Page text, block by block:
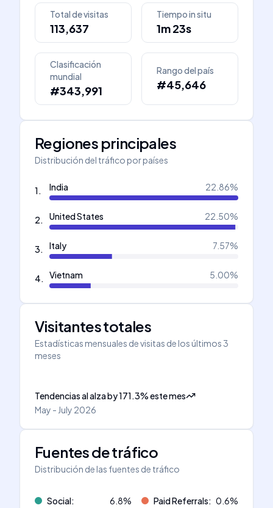
Total de visitas
113,637
Tiempo in situ
1m 23s
Clasificación
mundial
#343,991
Rango del país
#45,646
Regiones principales
Distribución del tráfico por países
1. India 22.86%
2. United States 22.50%
3. Italy 7.57%
4. Vietnam 5.00%
Visitantes totales
Estadísticas mensuales de visitas de los últimos 3
meses
Tendencias al alzaby171.3%este mes
May - July 2026
Fuentes de tráfico
Distribución de las fuentes de tráfico
Social: 6.8% Paid Referrals: 0.6%